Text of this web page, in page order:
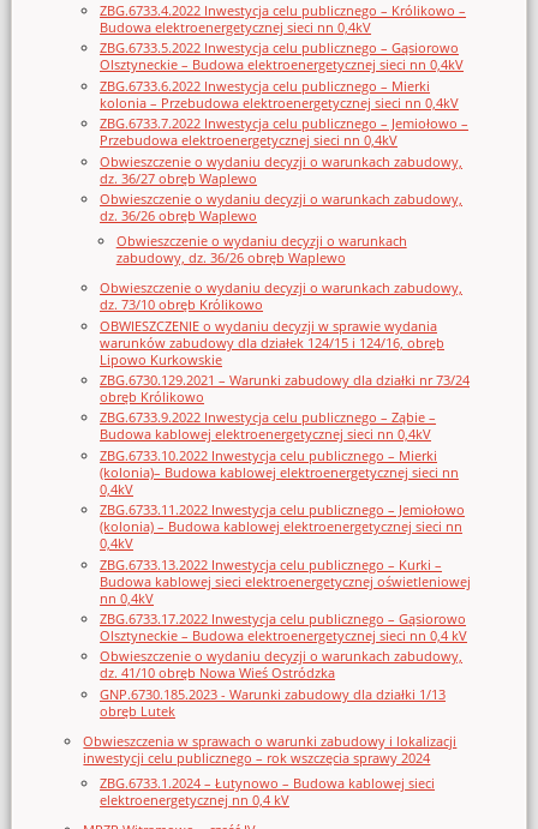
ZBG.6733.4.2022 Inwestycja celu publicznego – Królikowo –
Budowa elektroenergetycznej sieci nn 0,4kV
ZBG.6733.5.2022 Inwestycja celu publicznego – Gąsiorowo
Olsztyneckie – Budowa elektroenergetycznej sieci nn 0,4kV
ZBG.6733.6.2022 Inwestycja celu publicznego – Mierki
kolonia – Przebudowa elektroenergetycznej sieci nn 0,4kV
ZBG.6733.7.2022 Inwestycja celu publicznego – Jemiołowo –
Przebudowa elektroenergetycznej sieci nn 0,4kV
Obwieszczenie o wydaniu decyzji o warunkach zabudowy,
dz. 36/27 obręb Waplewo
Obwieszczenie o wydaniu decyzji o warunkach zabudowy,
dz. 36/26 obręb Waplewo
Obwieszczenie o wydaniu decyzji o warunkach
zabudowy, dz. 36/26 obręb Waplewo
Obwieszczenie o wydaniu decyzji o warunkach zabudowy,
dz. 73/10 obręb Królikowo
OBWIESZCZENIE o wydaniu decyzji w sprawie wydania
warunków zabudowy dla działek 124/15 i 124/16, obręb
Lipowo Kurkowskie
ZBG.6730.129.2021 – Warunki zabudowy dla działki nr 73/24
obręb Królikowo
ZBG.6733.9.2022 Inwestycja celu publicznego – Ząbie –
Budowa kablowej elektroenergetycznej sieci nn 0,4kV
ZBG.6733.10.2022 Inwestycja celu publicznego – Mierki
(kolonia)– Budowa kablowej elektroenergetycznej sieci nn
0,4kV
ZBG.6733.11.2022 Inwestycja celu publicznego – Jemiołowo
(kolonia) – Budowa kablowej elektroenergetycznej sieci nn
0,4kV
ZBG.6733.13.2022 Inwestycja celu publicznego – Kurki –
Budowa kablowej sieci elektroenergetycznej oświetleniowej
nn 0,4kV
ZBG.6733.17.2022 Inwestycja celu publicznego – Gąsiorowo
Olsztyneckie – Budowa elektroenergetycznej sieci nn 0,4 kV
Obwieszczenie o wydaniu decyzji o warunkach zabudowy,
dz. 41/10 obręb Nowa Wieś Ostródzka
GNP.6730.185.2023 - Warunki zabudowy dla działki 1/13
obręb Lutek
Obwieszczenia w sprawach o warunki zabudowy i lokalizacji
inwestycji celu publicznego – rok wszczęcia sprawy 2024
ZBG.6733.1.2024 – Łutynowo – Budowa kablowej sieci
elektroenergetycznej nn 0,4 kV